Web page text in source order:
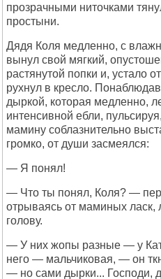
прозрачными ниточками
простыни.
Дядя Коля медленно, с
вынул свой мягкий,
растянутой попки и, устало
рухнул в кресло.
дыркой, которая медленно,
интенсивной ебли,
мамину соблазнительно
громко, от души засмеялся:
— Я понял!
— Что ты понял, Коля? —
отрываясь от маминых ласк,
голову.
— У них жопы разные — у
него — мальчиковая, — он
— но сами дырки... Господи,